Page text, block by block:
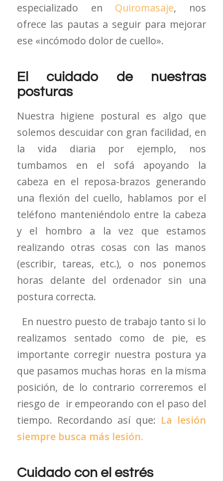
especializado en Quiromasaje, nos
ofrece las pautas a seguir para mejorar
ese «incómodo dolor de cuello».
El cuidado de nuestras
posturas
Nuestra higiene postural es algo que
solemos descuidar con gran facilidad, en
la vida diaria por ejemplo, nos
tumbamos en el sofá apoyando la
cabeza en el reposa-brazos generando
una flexión del cuello, hablamos por el
teléfono manteniéndolo entre la cabeza
y el hombro a la vez que estamos
realizando otras cosas con las manos
(escribir, tareas, etc.), o nos ponemos
horas delante del ordenador sin una
postura correcta.
En nuestro puesto de trabajo tanto si lo
realizamos sentado como de pie, es
importante corregir nuestra postura ya
que pasamos muchas horas en la misma
posición, de lo contrario correremos el
riesgo de ir empeorando con el paso del
tiempo. Recordando así que: La lesión
siempre busca más lesión.
Cuidado con el estrés